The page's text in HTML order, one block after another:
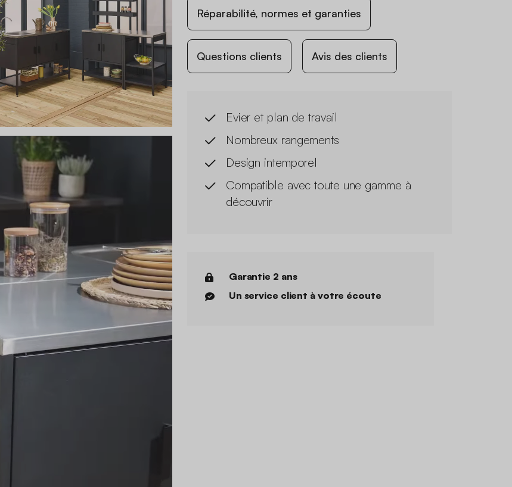
Réparabilité, normes et garanties
Questions clients Avis des clients
Evier et plan de travail
Nombreux rangements
Design intemporel
Compatible avec toute une gamme à
découvrir
Garantie 2 ans
Un service client à votre écoute